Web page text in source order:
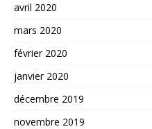
avril 2020
mars 2020
février 2020
janvier 2020
décembre 2019
novembre 2019